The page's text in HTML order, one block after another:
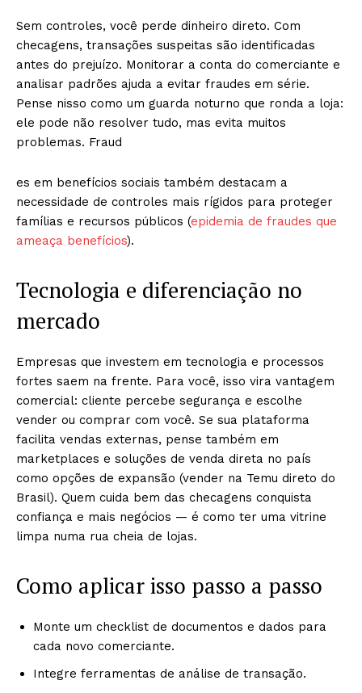
Sem controles, você perde dinheiro direto. Com
checagens, transações suspeitas são identificadas
antes do prejuízo. Monitorar a conta do comerciante e
analisar padrões ajuda a evitar fraudes em série.
Pense nisso como um guarda noturno que ronda a loja:
ele pode não resolver tudo, mas evita muitos
problemas. Fraud
es em benefícios sociais também destacam a
necessidade de controles mais rígidos para proteger
famílias e recursos públicos (epidemia de fraudes que
ameaça benefícios).
Tecnologia e diferenciação no
mercado
Empresas que investem em tecnologia e processos
fortes saem na frente. Para você, isso vira vantagem
comercial: cliente percebe segurança e escolhe
vender ou comprar com você. Se sua plataforma
facilita vendas externas, pense também em
marketplaces e soluções de venda direta no país
como opções de expansão (vender na Temu direto do
Brasil). Quem cuida bem das checagens conquista
confiança e mais negócios — é como ter uma vitrine
limpa numa rua cheia de lojas.
Como aplicar isso passo a passo
Monte um checklist de documentos e dados para
cada novo comerciante.
Integre ferramentas de análise de transação.